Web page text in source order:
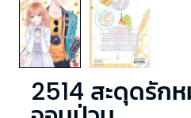
2514 สะดุดรักห